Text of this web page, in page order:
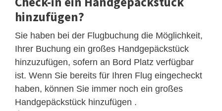
hinzufügen?
Sie haben bei der Flugbuchung die Möglichkeit,
Ihrer Buchung ein großes Handgepäckstück
hinzuzufügen, sofern an Bord Platz verfügbar
ist. Wenn Sie bereits für Ihren Flug eingecheckt
haben, können Sie immer noch ein großes
Handgepäckstück hinzufügen .